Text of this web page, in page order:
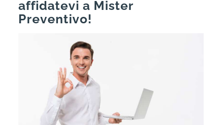
affidatevi a Mister
Preventivo!